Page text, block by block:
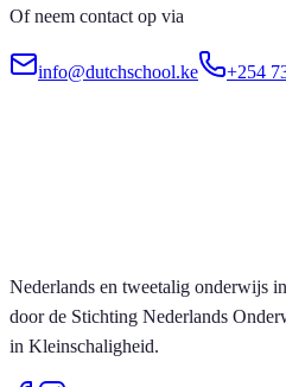
Of neem contact op via
info@dutchschool.ke +254
Nederlands en tweetalig onderwijs
door de Stichting Nederlands
in Kleinschaligheid.